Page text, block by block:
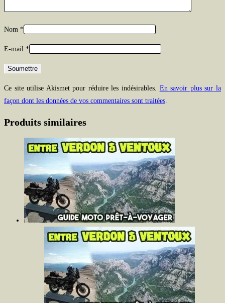
Nom *
E-mail *
Ce site utilise Akismet pour réduire les indésirables. En savoir plus sur la
façon dont les données de vos commentaires sont traitées
Produits similaires